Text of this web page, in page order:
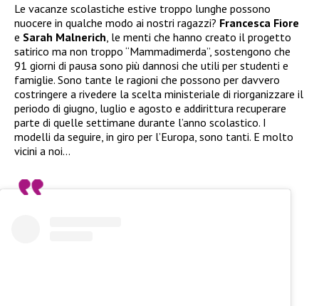
Le vacanze scolastiche estive troppo lunghe possono
nuocere in qualche modo ai nostri ragazzi? Francesca Fiore
e Sarah Malnerich , le menti che hanno creato il progetto
satirico ma non troppo “Mammadimerda”, sostengono che
91 giorni di pausa sono più dannosi che utili per studenti e
famiglie. Sono tante le ragioni che possono per davvero
costringere a rivedere la scelta ministeriale di riorganizzare il
periodo di giugno, luglio e agosto e addirittura recuperare
parte di quelle settimane durante l’anno scolastico. I
modelli da seguire, in giro per l’Europa, sono tanti. E molto
vicini a noi…